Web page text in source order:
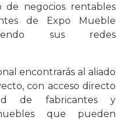
de negocios rentables
de Expo Mueble
sus redes
encontrarás al aliado
con acceso directo
de fabricantes y
que pueden